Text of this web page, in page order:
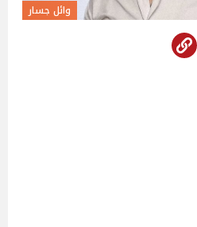
وائل جسار